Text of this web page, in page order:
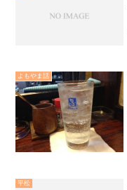
よもやま話
平松